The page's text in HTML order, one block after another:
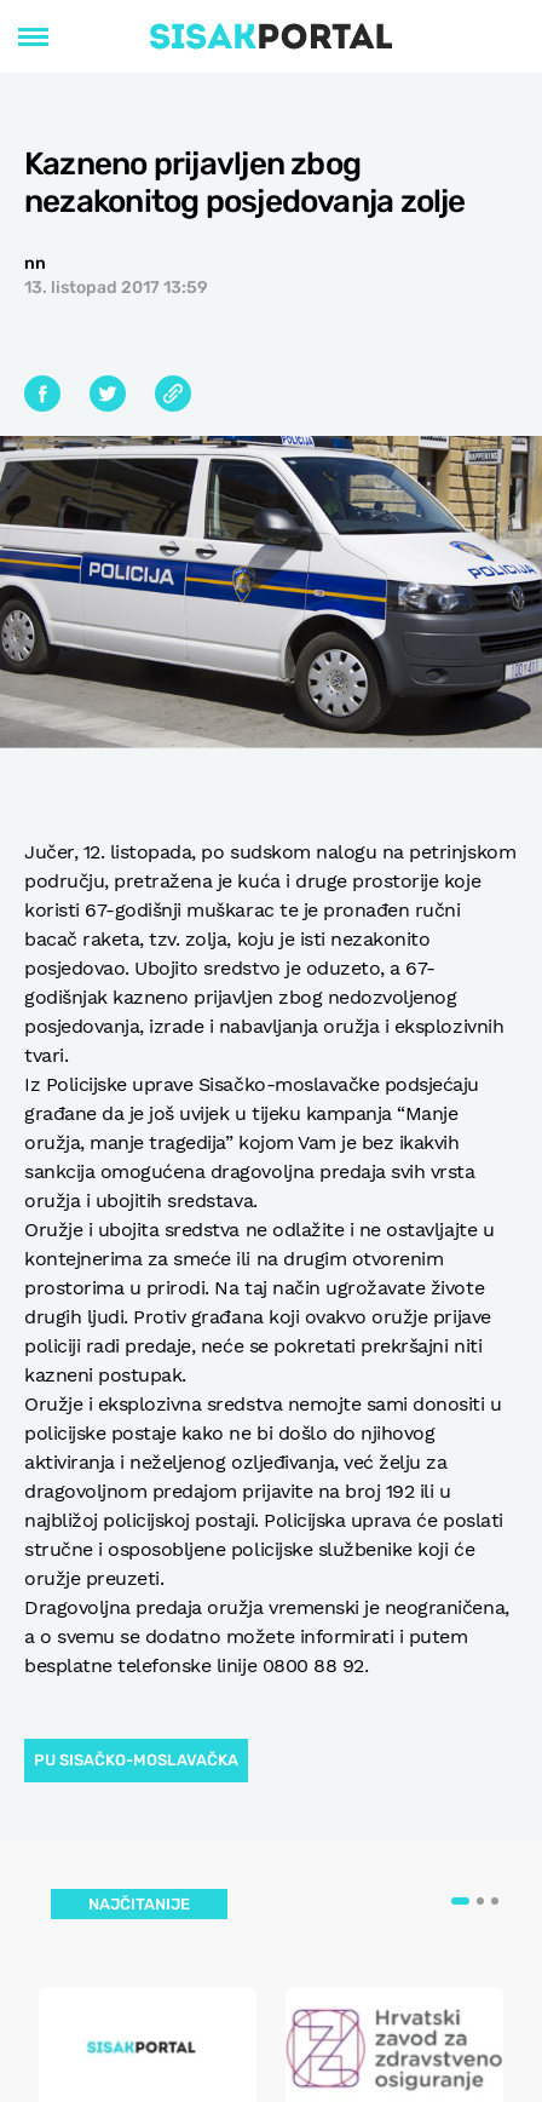
Kazneno prijavljen zbog
nezakonitog posjedovanja zolje
nn
13. listopad 2017 13:59
Jučer, 12. listopada, po sudskom nalogu na petrinjskom
području, pretražena je kuća i druge prostorije koje
koristi 67-godišnji muškarac te je pronađen ručni
bacač raketa, tzv. zolja, koju je isti nezakonito
posjedovao. Ubojito sredstvo je oduzeto, a 67-
godišnjak kazneno prijavljen zbog nedozvoljenog
posjedovanja, izrade i nabavljanja oružja i eksplozivnih
tvari.
Iz Policijske uprave Sisačko-moslavačke podsjećaju
građane da je još uvijek u tijeku kampanja “Manje
oružja, manje tragedija” kojom Vam je bez ikakvih
sankcija omogućena dragovoljna predaja svih vrsta
oružja i ubojitih sredstava.
Oružje i ubojita sredstva ne odlažite i ne ostavljajte u
kontejnerima za smeće ili na drugim otvorenim
prostorima u prirodi. Na taj način ugrožavate živote
drugih ljudi. Protiv građana koji ovakvo oružje prijave
policiji radi predaje, neće se pokretati prekršajni niti
kazneni postupak.
Oružje i eksplozivna sredstva nemojte sami donositi u
policijske postaje kako ne bi došlo do njihovog
aktiviranja i neželjenog ozljeđivanja, već želju za
dragovoljnom predajom prijavite na broj 192 ili u
najbližoj policijskoj postaji. Policijska uprava će poslati
stručne i osposobljene policijske službenike koji će
oružje preuzeti.
Dragovoljna predaja oružja vremenski je neograničena,
a o svemu se dodatno možete informirati i putem
besplatne telefonske linije 0800 88 92.
PU SISAČKO-MOSLAVAČKA
NAJČITANIJE